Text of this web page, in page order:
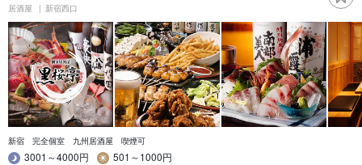
居酒屋 新宿西口
新宿 完全個室 九州居酒屋 喫煙可
3001～4000円
501～1000円